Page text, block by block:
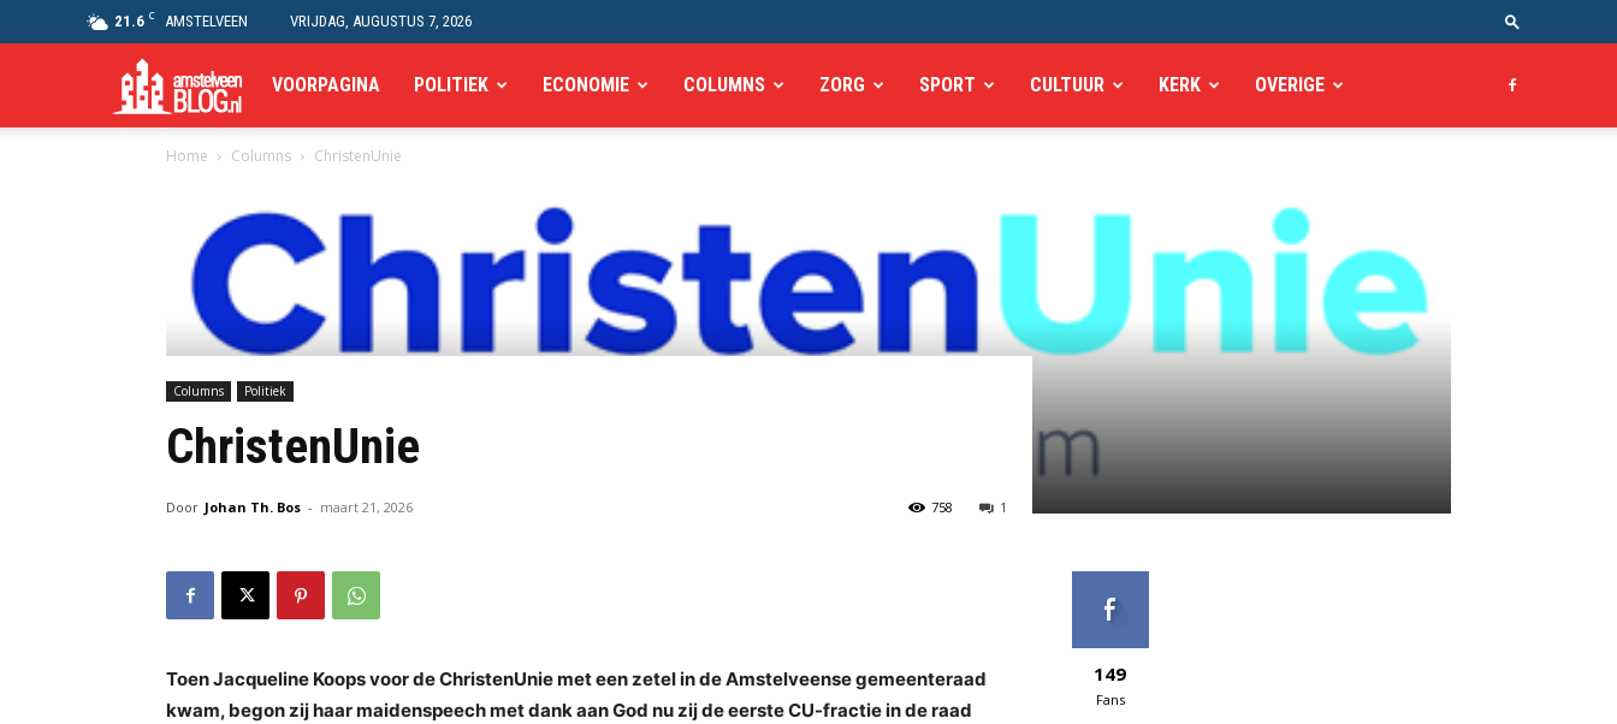
21.6 C AMSTELVEEN VRIJDAG, AUGUSTUS 7, 2026
Amstelveen
Blog
VOORPAGINA POLITIEK ECONOMIE COLUMNS ZORG SPORT CULTUUR KERK OVERIGE
Home Columns ChristenUnie
Columns Politiek
ChristenUnie
Door Johan Th. Bos - maart 21, 2026 1
758
Toen Jacqueline Koops voor de ChristenUnie met een zetel in de Amstelveense gemeenteraad
kwam, begon zij haar maidenspeech met dank aan God nu zij de eerste CU-fractie in de raad
149
Fans